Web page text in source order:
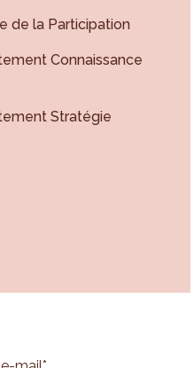
de la Participation
Connaissance
Stratégie